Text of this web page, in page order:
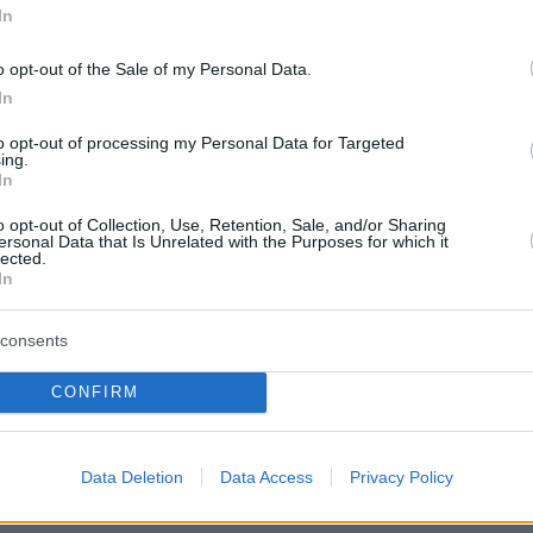
opt-out of the Sale of my Personal Data.
opt-out of processing my Personal Data for Targeted
opt-out of Collection, Use, Retention, Sale, and/or Sharing
Data that Is Unrelated with the Purposes for which it
CONFIRM
Data Deletion Data Access Privacy Policy
ρύθμισης είναι ο
αλυσίδας και η παρακολούθηση της
των συγκεκριμένων προϊόντων στην αγορά.
για τους ανήλικους
προϊόντων κάνναβης, όπως
, απόανήλικους μαθητές, τα οποία
έντονη ανησυχία στις αρχές και στο